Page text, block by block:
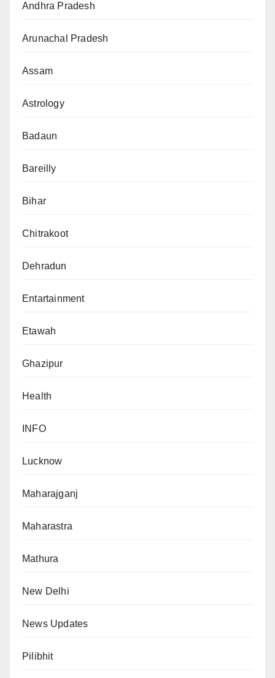
Andhra Pradesh
Arunachal Pradesh
Assam
Astrology
Badaun
Bareilly
Bihar
Chitrakoot
Dehradun
Entartainment
Etawah
Ghazipur
Health
INFO
Lucknow
Maharajganj
Maharastra
Mathura
New Delhi
News Updates
Pilibhit